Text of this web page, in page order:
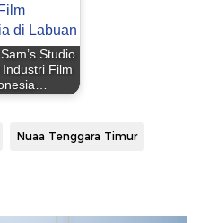
Studio
Film
Nuaa Tenggara Timur